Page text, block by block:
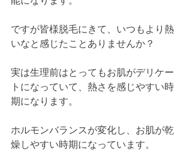
ですが皆様脱毛にきて、いつもより熱
いなと感じたことありませんか？
実は生理前はとってもお肌がデリケー
トになっていて、熱さを感じやすい時
期になります。
ホルモンバランスが変化し、お肌が乾
燥しやすい時期になっています。